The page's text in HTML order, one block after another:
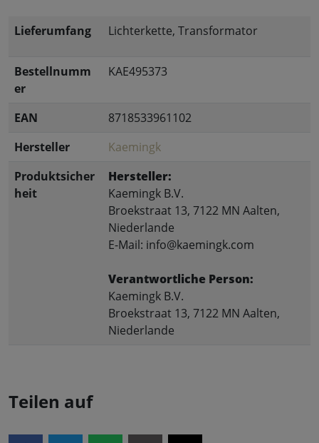
Lieferumfang Lichterkette, Transformator
Bestellnumm
er
KAE495373
EAN
8718533961102
Hersteller
Kaemingk
Produktsicher
heit
Hersteller:
Kaemingk B.V.
Broekstraat 13, 7122 MN Aalten,
Niederlande
E-Mail: info@kaemingk.com
Verantwortliche Person:
Kaemingk B.V.
Broekstraat 13, 7122 MN Aalten,
Niederlande
Teilen auf